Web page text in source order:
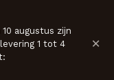
augustus zijn
1 tot 4
×